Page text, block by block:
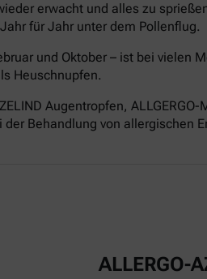
erwacht und alles zu
für Jahr unter dem Pollenflug.
und Oktober – ist bei vielen
Heuschnupfen.
Augentropfen,
Behandlung von allergischen
ALLERGO-